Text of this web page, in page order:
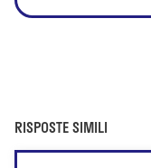
RISPOSTE SIMILI